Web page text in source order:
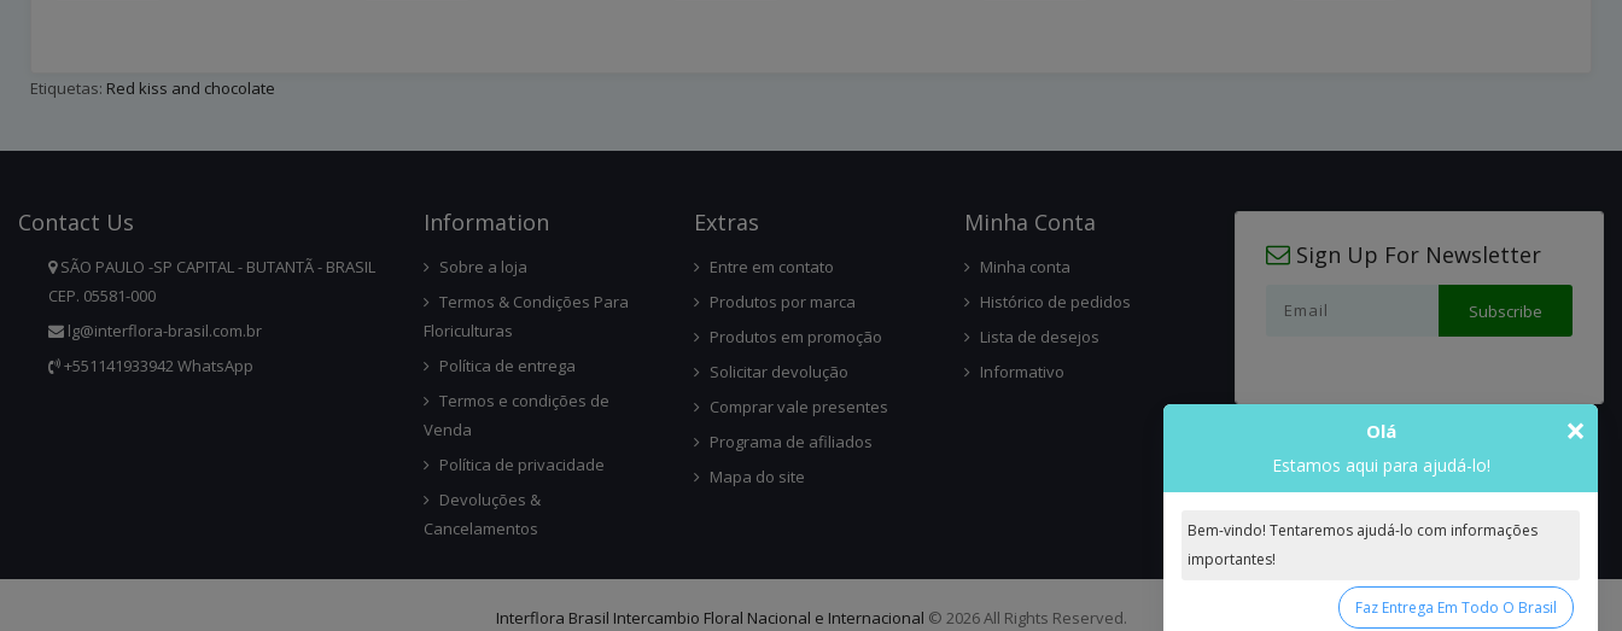
Etiquetas: Red kiss and chocolate
Contact Us
SÃO PAULO -SP CAPITAL - BUTANTÃ - BRASIL
CEP. 05581-000
lg@interflora-brasil.com.br
+551141933942 WhatsApp
InforMation
Sobre a loja
Termos & Condições Para
Floriculturas
Política de entrega
Termos e condições de
Venda
Política de privacidade
Devoluções &
Cancelamentos
ExtRas
Entre em contato
Produtos por marca
Produtos em promoção
Solicitar devolução
Comprar vale presentes
Programa de afiliados
Mapa do site
Minha Conta
Minha conta
Histórico de pedidos
Lista de desejos
Informativo
Sign Up For Newsletter
Interflora Brasil Intercambio Floral Nacional e Internacional © 2026 All Rights Reserved.
×
Olá
Estamos aqui para ajudá-lo!
Bem-vindo! Tentaremos ajudá-lo com informações
importantes!
Faz Entrega Em Todo O Brasil